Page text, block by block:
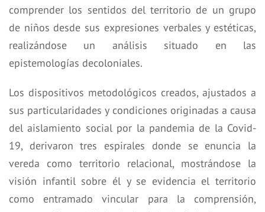
comprender los sentidos del territorio de un grupo
de niños desde sus expresiones verbales y estéticas,
realizándose un análisis situado en las
epistemologías decoloniales.
Los dispositivos metodológicos creados, ajustados a
sus particularidades y condiciones originadas a causa
del aislamiento social por la pandemia de la Covid-
19, derivaron tres espirales donde se enuncia la
vereda como territorio relacional, mostrándose la
visión infantil sobre él y se evidencia el territorio
como entramado vincular para la comprensión,